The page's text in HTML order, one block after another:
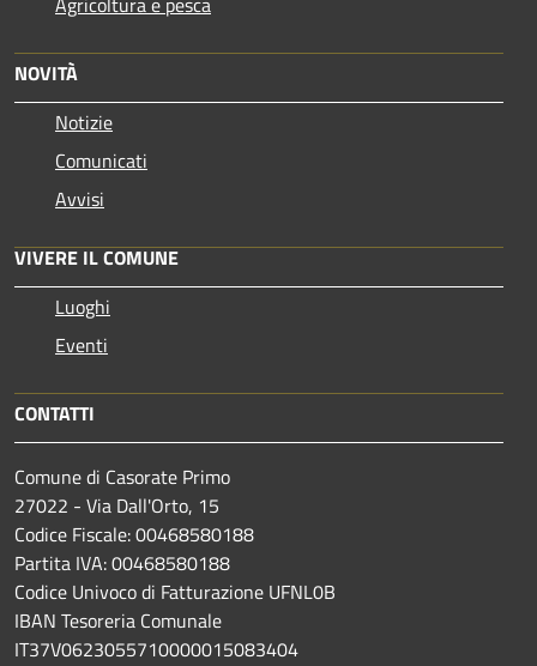
NOVITÀ
Notizie
Comunicati
Avvisi
VIVERE IL COMUNE
Luoghi
Eventi
CONTATTI
Comune di Casorate Primo
27022 - Via Dall'Orto, 15
Codice Fiscale: 00468580188
Partita IVA: 00468580188
Codice Univoco di Fatturazione UFNL0B
IBAN Tesoreria Comunale
IT37V0623055710000015083404